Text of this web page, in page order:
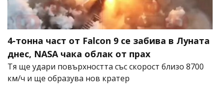
4-тонна част от Falcon 9 се забива в Луната
днес, NASA чака облак от прах
Тя ще удари повърхността със скорост близо 8700
км/ч и ще образува нов кратер